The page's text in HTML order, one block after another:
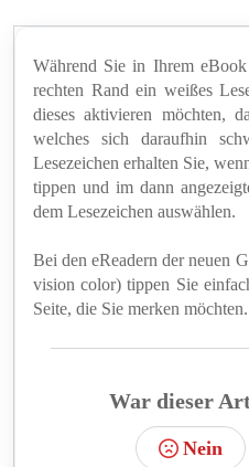
Während Sie in Ihrem
rechten Rand ein weißes
dieses aktivieren möchten,
welches sich daraufhin
Lesezeichen erhalten Sie,
tippen und im dann
dem Lesezeichen auswählen.
Bei den eReadern der neuen
vision color) tippen Sie
Seite, die Sie merken möchten.
War dieser
Nein